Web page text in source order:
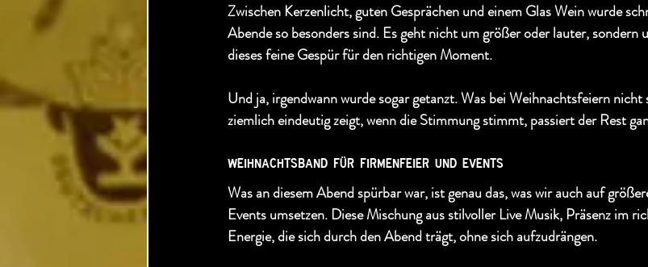
Zwischen Kerzenlicht, guten Gesprächen und einem Glas Wein wurde
Abende so besonders sind. Es geht nicht um größer oder lauter, sondern
dieses feine Gespür für den richtigen Moment.
Und ja, irgendwann wurde sogar getanzt. Was bei Weihnachtsfeiern
ziemlich eindeutig zeigt, wenn die Stimmung stimmt, passiert der Rest
​weihnachtsband für firmenfeier und events
Was an diesem Abend spürbar war, ist genau das, was wir auch auf
Events umsetzen. Diese Mischung aus stilvoller Live Musik, Präsenz im
Energie, die sich durch den Abend trägt, ohne sich aufzudrängen.